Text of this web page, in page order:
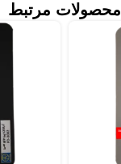
محصولات مرتبط